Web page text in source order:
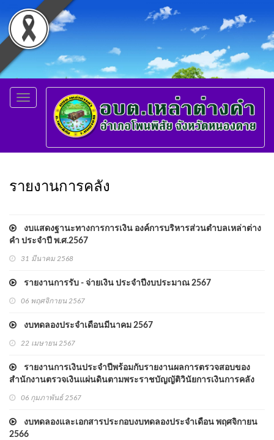
Toggle
navigation
รายงานการคลัง
งบแสดงฐานะทางการการเงิน องค์การบริหารส่วนตำบลเหล่าต่าง
คำ ประจำปี พ.ศ.2567
31 มีนาคม 2568
รายงานการรับ - จ่ายเงิน ประจำปีงบประมาณ 2567
06 พฤศจิกายน 2567
งบทดลองประจำเดือนมีนาคม 2567
22 เมษายน 2567
รายงานการเงินประจำปีพร้อมกับรายงานผลการตรวจสอบของ
สำนักงานตรวจเงินแผ่นดินตามพระราชบัญญัติวินัยการเงินการคลัง
ภาครัฐ พ.ศ.2561 มาตรา 72
06 กุมภาพันธ์ 2567
งบทดลองและเอกสารประกอบงบทดลองประจำเดือน พฤศจิกายน
2566